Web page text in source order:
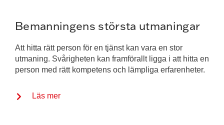
Bemanningens största utmaningar
Att hitta rätt person för en tjänst kan vara en stor
utmaning. Svårigheten kan framförallt ligga i att hitta en
person med rätt kompetens och lämpliga erfarenheter.
Läs mer